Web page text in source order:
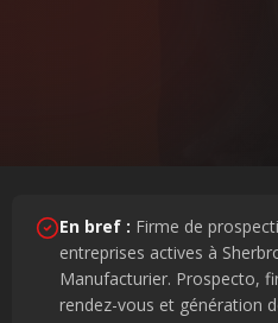
En bref : Firme de
entreprises actives à
Manufacturier. Prospecto,
rendez-vous et génération